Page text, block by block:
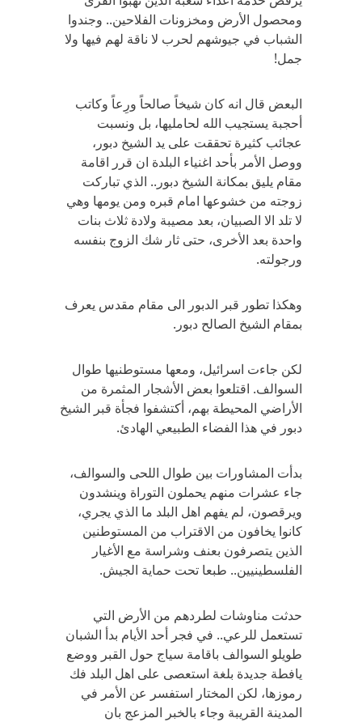
ومحصول الأرض ومخزونات الفلاحين.. وجندوا
الشباب في جيوشهم لحرب لا ناقة لهم فيها ولا
جمل!
البعض قال انه كان شيخاً صالحاً ورِعاً وكاتب
أحجبة يستجيب الله لحامليها، بل ونسبت
عجائب كثيرة تحققت على يد الشيخ دبور،
ووصل الأمر بأحد اغنياء البلدة ان قرر اقامة
مقام يليق بمكانة الشيخ دبور.. الذي تباركت
زوجته من خشوعها امام قبره ومن يومها وهي
لا تلد الا الصبيان، بعد مصيبة ولادة ثلاث بنات
واحدة بعد الأخرى، حتى ثار شك الزوج بنفسه
ورجولته.
وهكذا تطور قبر الدبور الى مقام مقدس يعرف
بمقام الشيخ الصالح دبور.
لكن جاءت اسرائيل، ومعها مستوطنيها طوال
السوالف. اقتلعوا بعض الأشجار المثمرة من
الأراضي المحيطة بهم، أكتشفوا فجأة قبر الشيخ
دبور في هذا الفضاء الطبيعي الهادئ.
بدأت المشاورات بين طوال اللحى والسوالف،
جاء عشرات منهم يحملون التوراة وينشدون
ويرقصون، لم يفهم اهل البلد ما الذي يجري،
كانوا يخافون من الاقتراب من المستوطنين
الذين يتصرفون بعنف وشراسة مع الأغيار
الفلسطينيين.. طبعا تحت حماية الجيش.
حدثت مناوشات لطردهم من الأرض التي
تستعمل للرعي.. في فجر أحد الأيام بدأ الشبان
طويلو السوالف باقامة سياج حول القبر ووضع
يافطة جديدة بلغة استعصى على اهل البلد فك
رموزها، لكن المختار استفسر عن الأمر في
المدينة القريبة وجاء بالخبر المزعج بان